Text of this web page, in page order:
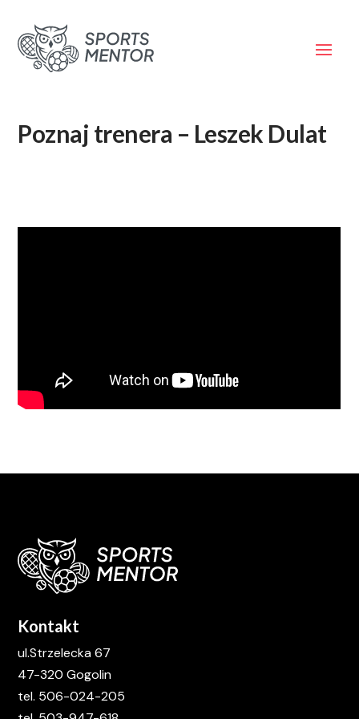
Poznaj trenera – Leszek Dulat
Kontakt
ul.Strzelecka 67
47-320 Gogolin
tel. 506-024-205